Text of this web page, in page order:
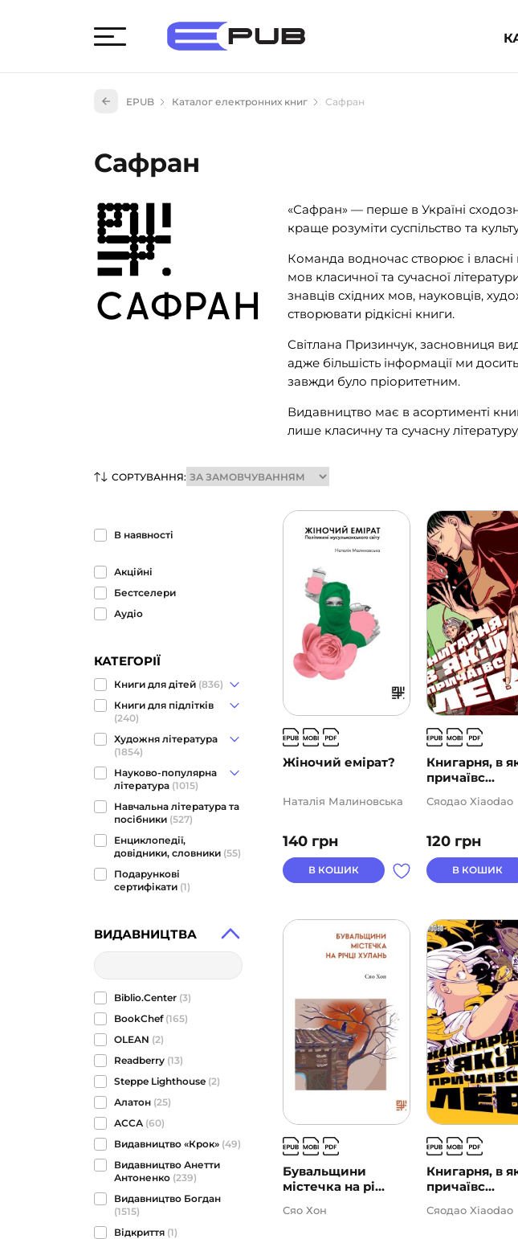
Художня література (1854)
(527)
Енциклопедії, довідники,
Подарункові сертифікати (1)
EPUB Каталог електронних книг Сафран
Сафран
«Сафран» — перше в Україні
краще розуміти суспільство та
Команда водночас створює і власні
мов класичної та сучасної
знавців східних мов, науковців,
створювати рідкісні книги.
Світлана Призинчук, засновниця
адже більшість інформації ми
завжди було пріоритетним.
Видавництво має в асортименті
лише класичну та сучасну
СОРТУВАННЯ:
В наявності
Акційні
Бестселери
Аудіо
КАТЕГОРІЇ
Книги для дітей (836)
Книги для підлітків
(240)
Художня література
(1854)
Науково-популярна
література (1015)
Навчальна література та
посібники (527)
Енциклопедії,
довідники, словники (55)
Подарункові
сертифікати (1)
ВИДАВНИЦТВА
Biblio.Center (3)
BookChef (165)
OLEAN (2)
Readberry (13)
Steppe Lighthouse (2)
Алатон (25)
АССА (60)
Видавництво «Крок» (49)
Видавництво Анетти
Антоненко (239)
Видавництво Богдан
(1515)
Відкриття (1)
Жіночий емірат?
140 грн
Наталія Малиновська
В КОШИК
Книгарня, в
причаївс...
120 грн
Сяодао Xiaodao
В КОШИК
Бувальщини
містечка на рі...
Сяо Хон
Книгарня, в
причаївс...
Сяодао Xiaodao